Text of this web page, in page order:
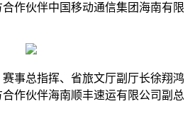
作伙伴中国移动通信集团海南有限
总指挥、省旅文厅副厅长徐翔鸿
作伙伴海南顺丰速运有限公司副总